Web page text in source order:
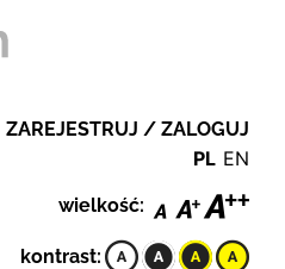
ZAREJESTRUJ / ZALOGUJ
PL EN
wielkość:
kontrast: